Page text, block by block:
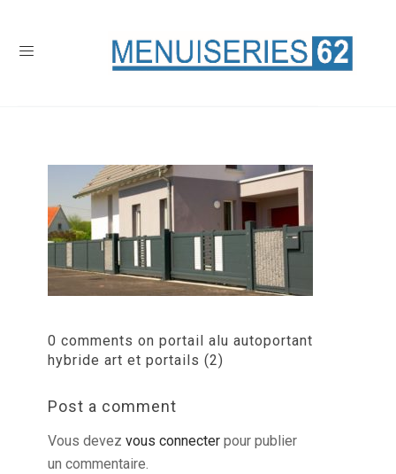
0 comments on portail alu autoportant
hybride art et portails (2)
Post a comment
Vous devez vous connecter pour publier
un commentaire.